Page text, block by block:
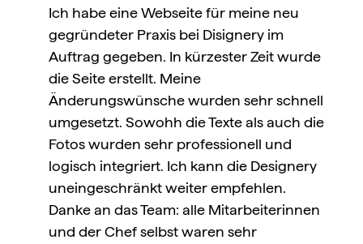
Ich habe eine Webseite für meine neu
gegründeter Praxis bei Disignery im
Auftrag gegeben. In kürzester Zeit wurde
die Seite erstellt. Meine
Änderungswünsche wurden sehr schnell
umgesetzt. Sowohh die Texte als auch die
Fotos wurden sehr professionell und
logisch integriert. Ich kann die Designery
uneingeschränkt weiter empfehlen.
Danke an das Team: alle Mitarbeiterinnen
und der Chef selbst waren sehr